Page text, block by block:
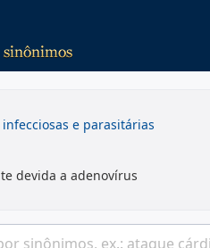
e parasitárias
devida a adenovírus